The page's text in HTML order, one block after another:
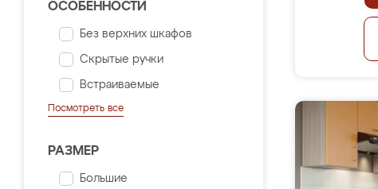
ОСОБЕННОСТИ
Без верхних шкафов
Скрытые ручки
Встраиваемые
Посмотреть все
РАЗМЕР
Большие